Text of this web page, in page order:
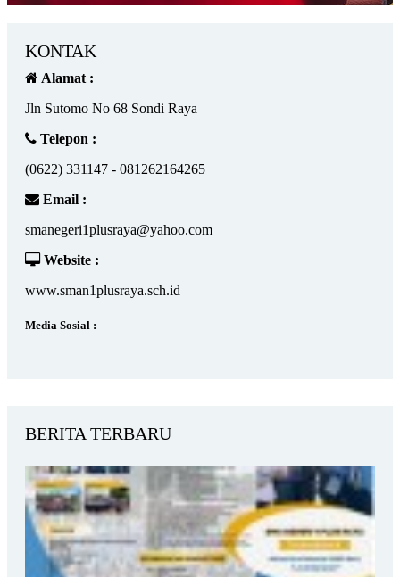
KONTAK
Alamat :
Jln Sutomo No 68 Sondi Raya
Telepon :
(0622) 331147 - 081262164265
Email :
smanegeri1plusraya@yahoo.com
Website :
www.sman1plusraya.sch.id
Media Sosial :
BERITA TERBARU